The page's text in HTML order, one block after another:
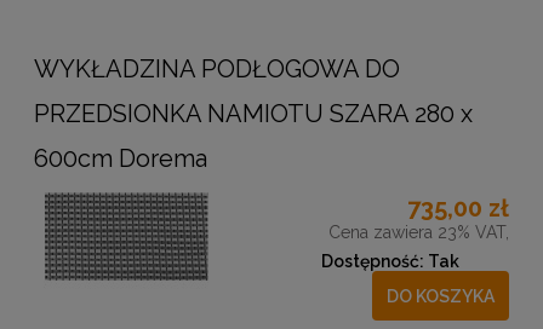
WYKŁADZINA PODŁOGOWA DO
PRZEDSIONKA NAMIOTU SZARA 280 x
600cm Dorema
735,00 zł
Cena zawiera 23% VAT,
Dostępność: Tak
DO KOSZYKA